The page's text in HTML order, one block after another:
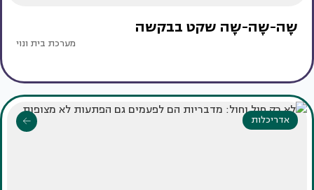
שָה-שָה-שָה שקט בבקשה
מערכת בית ונוי
אדריכלות